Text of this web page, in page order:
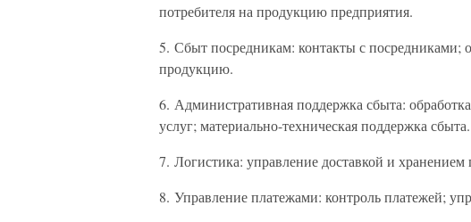
потребителя на продукцию предприятия.
5. Сбыт посредникам: контакты с посредниками;
продукцию.
6. Административная поддержка сбыта:
услуг; материально-техническая поддержка сбыта.
7. Логистика: управление доставкой и
8. Управление платежами: контроль платежей;